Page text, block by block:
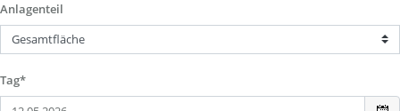
Anlagenteil
Tag*